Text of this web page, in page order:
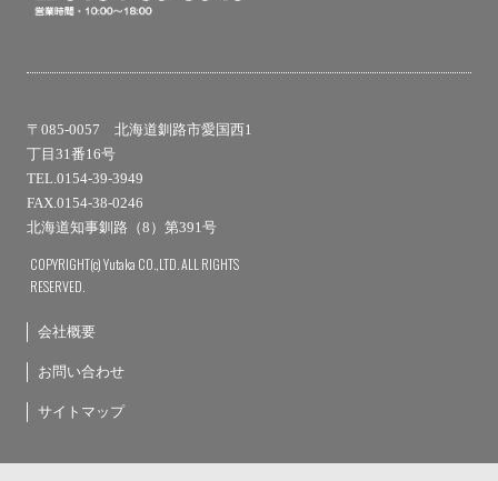
〒085-0057 北海道釧路市愛国西1
丁目31番16号
TEL.0154-39-3949
FAX.0154-38-0246
北海道知事釧路（8）第391号
COPYRIGHT(c) Yutaka CO.,LTD. ALL RIGHTS
RESERVED.
会社概要
お問い合わせ
サイトマップ